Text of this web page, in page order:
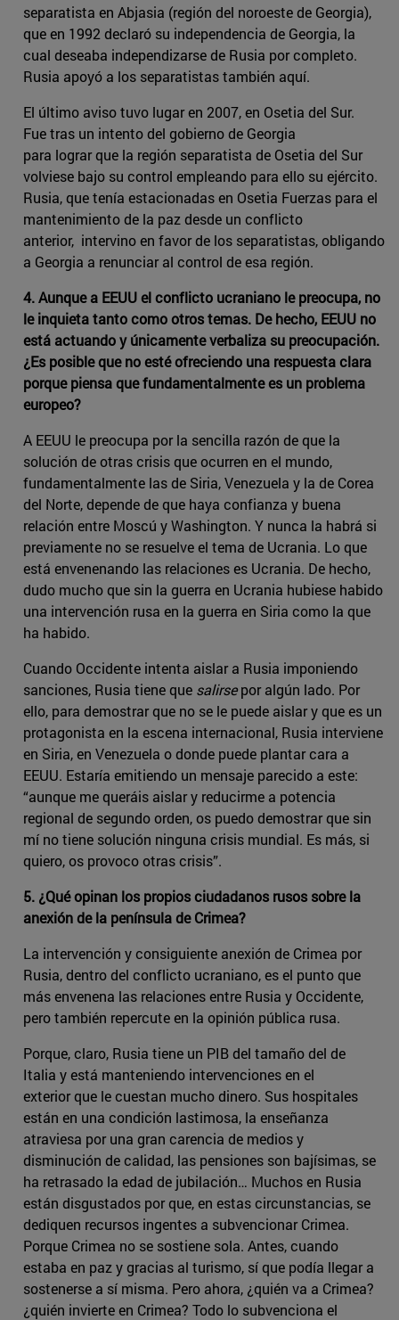
separatista en Abjasia (región del noroeste de Georgia),
que en 1992 declaró su independencia de Georgia, la
cual deseaba independizarse de Rusia por completo.
Rusia apoyó a los separatistas también aquí.
El último aviso tuvo lugar en 2007, en Osetia del Sur.
Fue tras un intento del gobierno de Georgia
para lograr que la región separatista de Osetia del Sur
volviese bajo su control empleando para ello su ejército.
Rusia, que tenía estacionadas en Osetia Fuerzas para el
mantenimiento de la paz desde un conflicto
anterior, intervino en favor de los separatistas, obligando
a Georgia a renunciar al control de esa región.
4. Aunque a EEUU el conflicto ucraniano le preocupa, no
le inquieta tanto como otros temas. De hecho, EEUU no
está actuando y únicamente verbaliza su preocupación.
¿Es posible que no esté ofreciendo una respuesta clara
porque piensa que fundamentalmente es un problema
europeo?
A EEUU le preocupa por la sencilla razón de que la
solución de otras crisis que ocurren en el mundo,
fundamentalmente las de Siria, Venezuela y la de Corea
del Norte, depende de que haya confianza y buena
relación entre Moscú y Washington. Y nunca la habrá si
previamente no se resuelve el tema de Ucrania. Lo que
está envenenando las relaciones es Ucrania. De hecho,
dudo mucho que sin la guerra en Ucrania hubiese habido
una intervención rusa en la guerra en Siria como la que
ha habido.
Cuando Occidente intenta aislar a Rusia imponiendo
sanciones, Rusia tiene que salirsepor algún lado. Por
ello, para demostrar que no se le puede aislar y que es un
protagonista en la escena internacional, Rusia interviene
en Siria, en Venezuela o donde puede plantar cara a
EEUU. Estaría emitiendo un mensaje parecido a este:
“aunque me queráis aislar y reducirme a potencia
regional de segundo orden, os puedo demostrar que sin
mí no tiene solución ninguna crisis mundial. Es más, si
quiero, os provoco otras crisis”.
5. ¿Qué opinan los propios ciudadanos rusos sobre la
anexión de la península de Crimea?
La intervención y consiguiente anexión de Crimea por
Rusia, dentro del conflicto ucraniano, es el punto que
más envenena las relaciones entre Rusia y Occidente,
pero también repercute en la opinión pública rusa.
Porque, claro, Rusia tiene un PIB del tamaño del de
Italia y está manteniendo intervenciones en el
exterior que le cuestan mucho dinero. Sus hospitales
están en una condición lastimosa, la enseñanza
atraviesa por una gran carencia de medios y
disminución de calidad, las pensiones son bajísimas, se
ha retrasado la edad de jubilación… Muchos en Rusia
están disgustados por que, en estas circunstancias, se
dediquen recursos ingentes a subvencionar Crimea.
Porque Crimea no se sostiene sola. Antes, cuando
estaba en paz y gracias al turismo, sí que podía llegar a
sostenerse a sí misma. Pero ahora, ¿quién va a Crimea?
¿quién invierte en Crimea? Todo lo subvenciona el